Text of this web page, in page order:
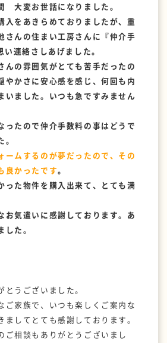
大変お世話になりました。
入をあきらめておりましたが、重
さんの住まい工房さんに『仲介手
連絡さしあげました。
んの雰囲気がとても苦手だったの
やかさに安心感を感じ、何回も内
いました。いつも急ですみません
ったので仲介手数料の事はどうで
ームするのが夢だったので、その
良かったです。
った物件を購入出来て、とても満
お気遣いに感謝しております。あ
た。
とうございました。
ご家族で、いつも楽しくご案内な
ましてとても感謝しております。
ご相談もありがとうございまし